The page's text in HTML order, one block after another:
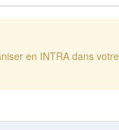
en INTRA dans votre